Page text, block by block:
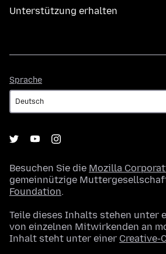
Unterstützung erhalten
Sprache
Besuchen Sie die Mozilla
gemeinnützige
Foundation.
Teile dieses Inhalts stehen unter
von einzelnen Mitwirkenden an
Inhalt steht unter einer Creative-